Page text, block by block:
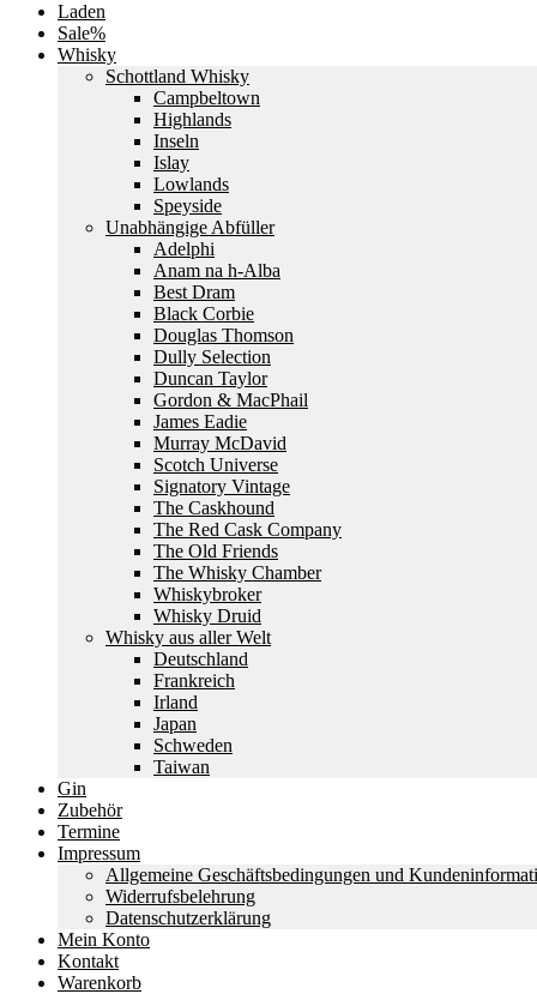
Laden
Sale%
Whisky
Schottland Whisky
Campbeltown
Highlands
Inseln
Islay
Lowlands
Speyside
Unabhängige Abfüller
Adelphi
Anam na h-Alba
Best Dram
Black Corbie
Douglas Thomson
Dully Selection
Duncan Taylor
Gordon & MacPhail
James Eadie
Murray McDavid
Scotch Universe
Signatory Vintage
The Caskhound
The Red Cask Company
The Old Friends
The Whisky Chamber
Whiskybroker
Whisky Druid
Whisky aus aller Welt
Deutschland
Frankreich
Irland
Japan
Schweden
Taiwan
Gin
Zubehör
Termine
Impressum
Allgemeine Geschäftsbedingungen und
Widerrufsbelehrung
Datenschutzerklärung
Mein Konto
Kontakt
Warenkorb